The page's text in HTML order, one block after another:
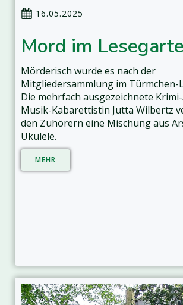
16.05.2025
Mord im
Mörderisch wurde es nach der
Mitgliedersammlung im Türmchen-
Die mehrfach ausgezeichnete
Musik-Kabarettistin Jutta Wilbertz
den Zuhörern eine Mischung aus
Ukulele.
MEHR